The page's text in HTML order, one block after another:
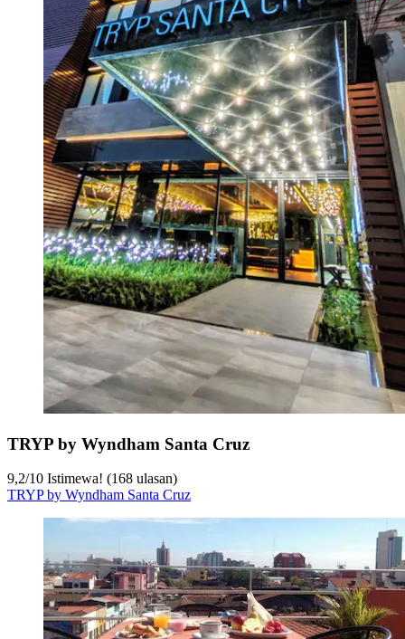
TRYP by Wyndham Santa Cruz
9,2/10 Istimewa! (168 ulasan)
TRYP by Wyndham Santa Cruz